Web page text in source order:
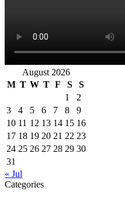
August 2026
M T W T F S
S
1
2
3
4 5 6 7 8
9
10 11 12 13 14 15 16
17 18 19 20 21 22 23
24 25 26 27 28 29 30
31
« Jul
Categories